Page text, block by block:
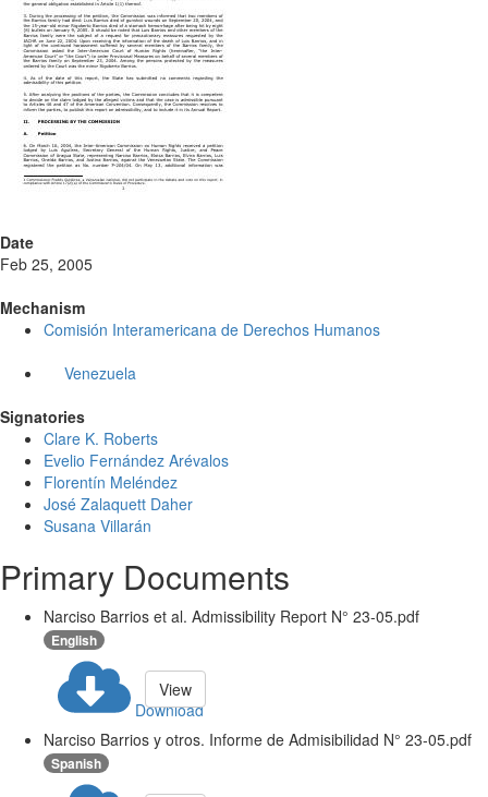
Date
Feb 25, 2005
Mechanism
Comisión Interamericana de Derechos Humanos
Venezuela
Signatories
Clare K. Roberts
Evelio Fernández Arévalos
Florentín Meléndez
José Zalaquett Daher
Susana Villarán
Primary Documents
Narciso Barrios et al. Admissibility Report N° 23-05.pdf
English
Download
View
Narciso Barrios y otros. Informe de Admisibilidad N° 23-05.pdf
Spanish